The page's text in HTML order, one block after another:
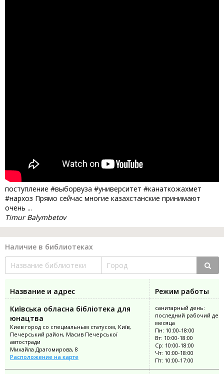
поступление #выборвуза #университет #канаткожахмет
#нархоз Прямо сейчас многие казахстанские принимают
очень ...
Timur Balymbetov
Наличие в библиотеках
Название и адрес
Режим работы
Київська обласна бібліотека для
юнацтва
Киев город со специальным статусом, Київ,
Печерський район, Масив Печерської
автостради
Михайла Драгомирова, 8
Расположение на карте
санитарный день:
последний рабочий
месяца
Пн: 10:00-18:00
Вт: 10:00-18:00
Ср: 10:00-18:00
Чт: 10:00-18:00
Пт: 10:00-17:00